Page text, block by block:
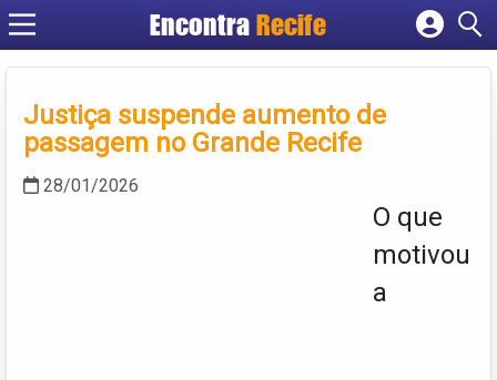
Encontra Recife
Cadastrar empresa
Criar conta
Justiça suspende aumento de
passagem no Grande Recife
28/01/2026
O que
motivou
a